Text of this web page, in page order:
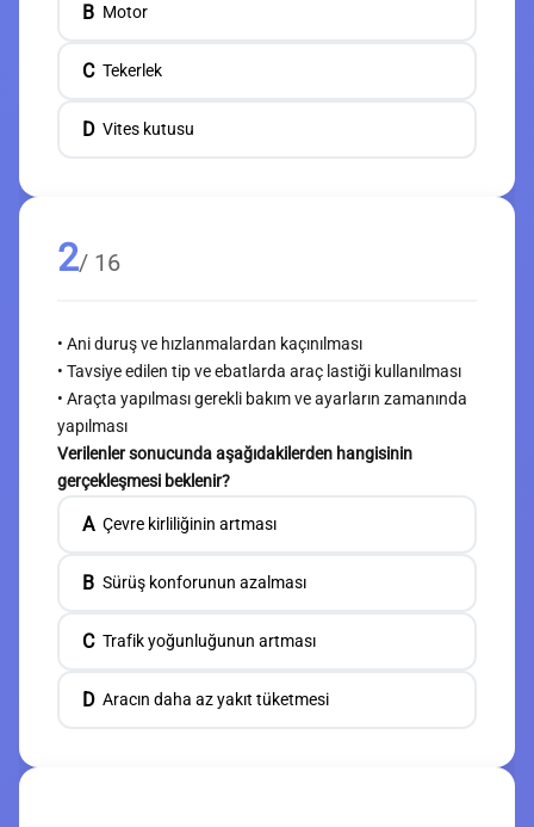
B Motor
C Tekerlek
D Vites kutusu
2/ 16
• Ani duruş ve hızlanmalardan kaçınılması
• Tavsiye edilen tip ve ebatlarda araç lastiği kullanılması
• Araçta yapılması gerekli bakım ve ayarların zamanında
yapılması
Verilenler sonucunda aşağıdakilerden hangisinin
gerçekleşmesi beklenir?
A Çevre kirliliğinin artması
B Sürüş konforunun azalması
C Trafik yoğunluğunun artması
D Aracın daha az yakıt tüketmesi